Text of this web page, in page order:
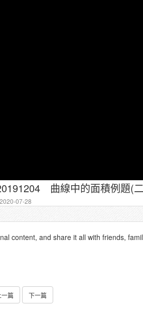
曲線中的面積例題(
07-28
content, and share it all with friends,
一篇 下一篇